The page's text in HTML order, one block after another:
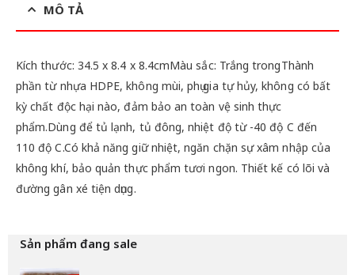
MÔ TẢ
Kích thước: 34.5 x 8.4 x 8.4cmMàu sắc: Trắng trongThành
phần từ nhựa HDPE, không mùi, phụ gia tự hủy, không có bất
kỳ chất độc hại nào, đảm bảo an toàn vệ sinh thực
phẩm.Dùng để tủ lạnh, tủ đông, nhiệt độ từ -40 độ C đến
110 độ C.Có khả năng giữ nhiệt, ngăn chặn sự xâm nhập của
không khí, bảo quản thực phẩm tươi ngon. Thiết kế có lõi và
đường gân xé tiện dụng.
Sản phẩm đang sale